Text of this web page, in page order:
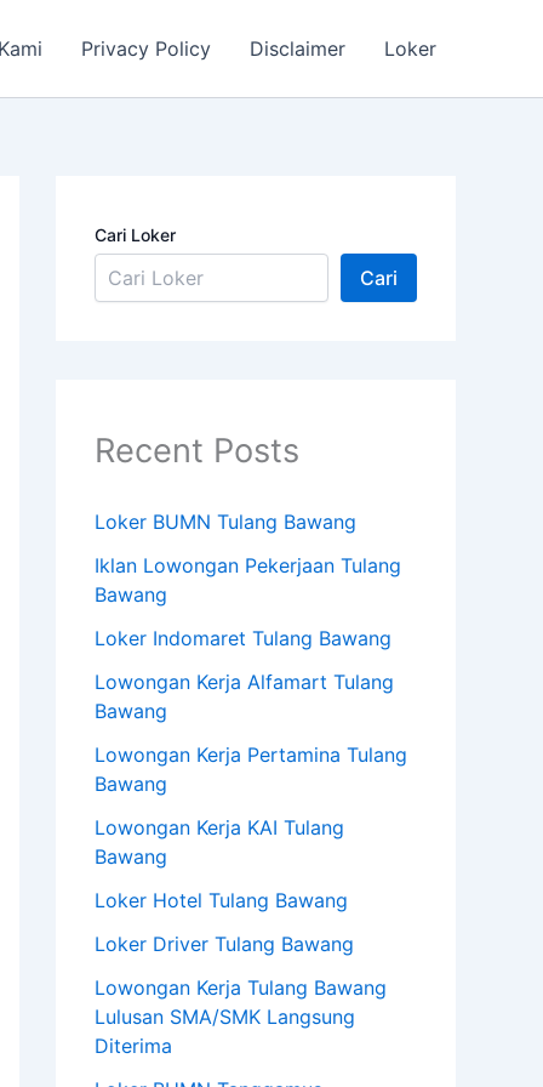
Privacy Policy Disclaimer Loker
Cari Loker
Cari
Recent Posts
Loker BUMN Tulang Bawang
Iklan Lowongan Pekerjaan Tulang
Bawang
Loker Indomaret Tulang Bawang
Lowongan Kerja Alfamart Tulang
Bawang
Lowongan Kerja Pertamina Tulang
Bawang
Lowongan Kerja KAI Tulang
Bawang
Loker Hotel Tulang Bawang
Loker Driver Tulang Bawang
Lowongan Kerja Tulang Bawang
Lulusan SMA/SMK Langsung
Diterima